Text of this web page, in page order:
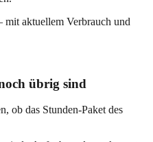
aktuellem Verbrauch und
übrig sind
ob das Stunden-Paket des